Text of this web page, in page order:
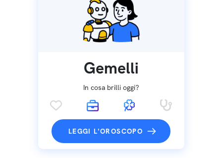
Gemelli
In cosa brilli oggi?
LEGGI L'OROSCOPO